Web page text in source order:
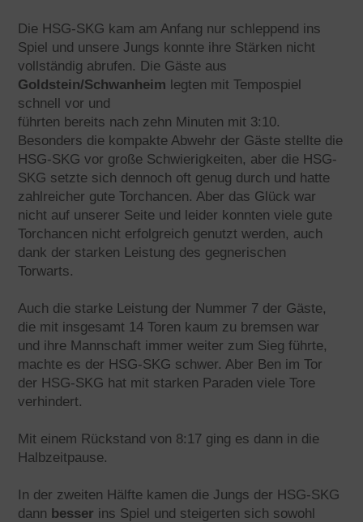
Die HSG-SKG kam am Anfang nur schleppend ins
Spiel und unsere Jungs konnte ihre Stärken nicht
vollständig abrufen. Die Gäste aus
Goldstein/Schwanheim legten mit Tempospiel
schnell vor und
führten bereits nach zehn Minuten mit 3:10.
Besonders die kompakte Abwehr der Gäste stellte die
HSG-SKG vor große Schwierigkeiten, aber die HSG-
SKG setzte sich dennoch oft genug durch und hatte
zahlreicher gute Torchancen. Aber das Glück war
nicht auf unserer Seite und leider konnten viele gute
Torchancen nicht erfolgreich genutzt werden, auch
dank der starken Leistung des gegnerischen
Torwarts.
Auch die starke Leistung der Nummer 7 der Gäste,
die mit insgesamt 14 Toren kaum zu bremsen war
und ihre Mannschaft immer weiter zum Sieg führte,
machte es der HSG-SKG schwer. Aber Ben im Tor
der HSG-SKG hat mit starken Paraden viele Tore
verhindert.
Mit einem Rückstand von 8:17 ging es dann in die
Halbzeitpause.
In der zweiten Hälfte kamen die Jungs der HSG-SKG
dann besser ins Spiel und steigerten sich sowohl